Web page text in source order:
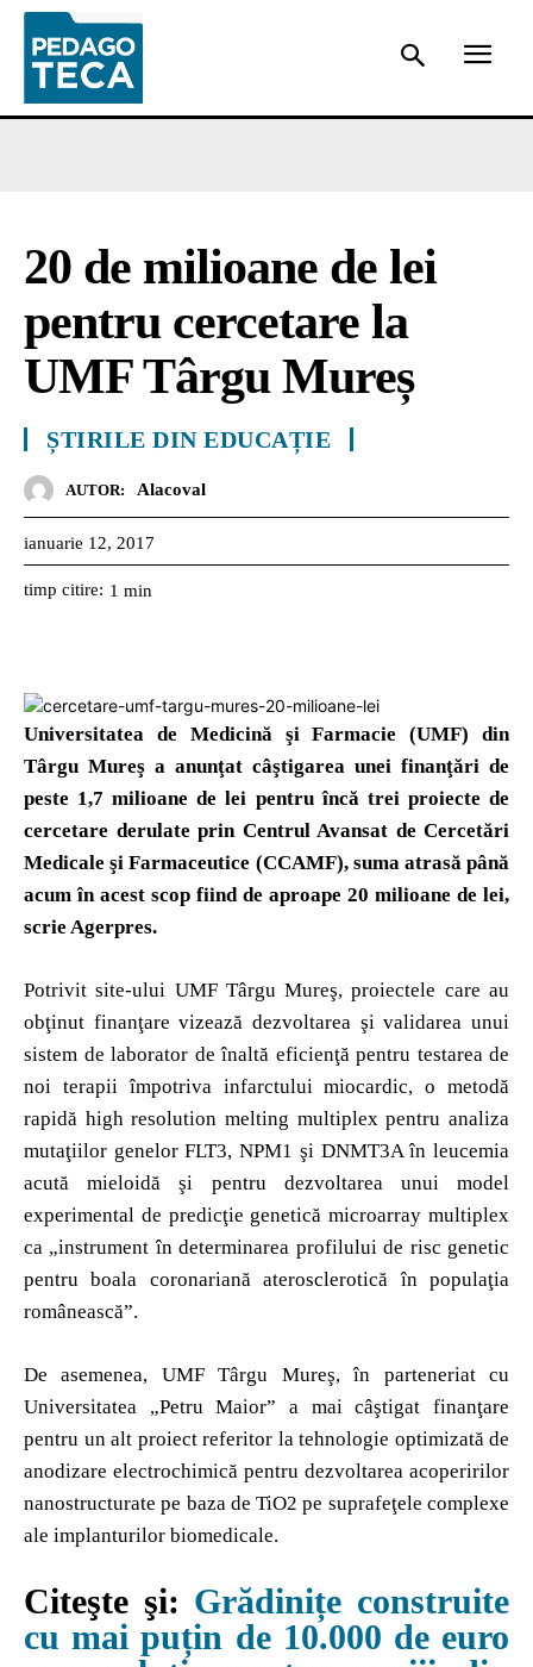
20 de milioane de lei
pentru cercetare la
UMF Târgu Mureș
ȘTIRILE DIN EDUCAȚIE
AUTOR: Alacoval
ianuarie 12, 2017
timp citire: 1 min
Universitatea de Medicină şi Farmacie (UMF) din
Târgu Mureş a anunţat câştigarea unei finanţări de
peste 1,7 milioane de lei pentru încă trei proiecte de
cercetare derulate prin Centrul Avansat de Cercetări
Medicale şi Farmaceutice (CCAMF), suma atrasă până
acum în acest scop fiind de aproape 20 milioane de lei,
scrie Agerpres.
Potrivit site-ului UMF Târgu Mureş, proiectele care au
obţinut finanţare vizează dezvoltarea şi validarea unui
sistem de laborator de înaltă eficienţă pentru testarea de
noi terapii împotriva infarctului miocardic, o metodă
rapidă high resolution melting multiplex pentru analiza
mutaţiilor genelor FLT3, NPM1 şi DNMT3A în leucemia
acută mieloidă şi pentru dezvoltarea unui model
experimental de predicţie genetică microarray multiplex
ca „instrument în determinarea profilului de risc genetic
pentru boala coronariană aterosclerotică în populaţia
românească”.
De asemenea, UMF Târgu Mureş, în parteneriat cu
Universitatea „Petru Maior” a mai câştigat finanţare
pentru un alt proiect referitor la tehnologie optimizată de
anodizare electrochimică pentru dezvoltarea acoperirilor
nanostructurate pe baza de TiO2 pe suprafeţele complexe
ale implanturilor biomedicale.
Citeşte şi: Grădinițe construite
cu mai puțin de 10.000 de euro